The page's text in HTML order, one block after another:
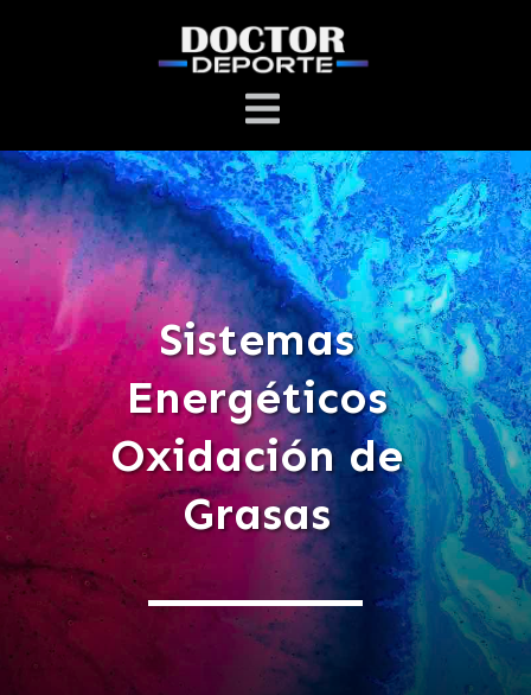
Sistemas
Energéticos
Oxidación de
Grasas